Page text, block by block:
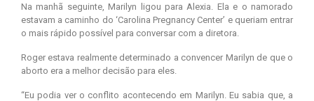
Na manhã seguinte, Marilyn ligou para Alexia. Ela e o namorado
estavam a caminho do ‘Carolina Pregnancy Center’ e queriam entrar
o mais rápido possível para conversar com a diretora.
Roger estava realmente determinado a convencer Marilyn de que o
aborto era a melhor decisão para eles.
“Eu podia ver o conflito acontecendo em Marilyn. Eu sabia que, a